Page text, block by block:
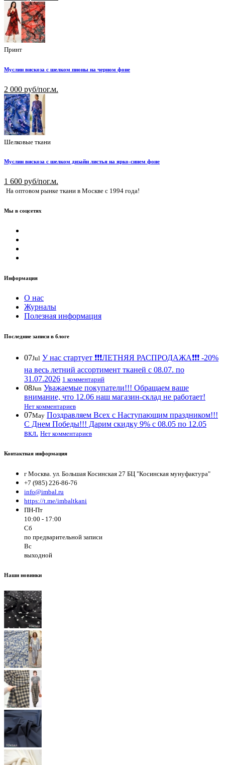
Принт
Муслин вискоза с шелком пионы на черном фоне
2 000 руб/пог.м.
Шелковые ткани
Муслин вискоза с шелком дизайн листья на ярко-синем фоне
1 600 руб/пог.м.
На оптовом рынке ткани в Москве с 1994 года!
Мы в соцсетях
Информация
О нас
Журналы
Полезная информация
Последние записи в блоге
07Jul У нас стартует ❗️❗️❗️ЛЕТНЯЯ РАСПРОДАЖА❗️❗️❗️ -20%
на весь летний ассортимент тканей с 08.07. по
31.07.2026 1 комментарий
08Jun Уважаемые покупатели!!! Обращаем ваше
внимание, что 12.06 наш магазин-склад не работает!
Нет комментариев
07May Поздравляем Всех с Наступающим праздником!!!
С Днем Победы!!! Дарим скидку 9% с 08.05 по 12.05
вкл. Нет комментариев
Контактная информация
г Москва. ул. Большая Косинская 27 БЦ "Косинская мунуфактура"
+7 (985) 226-86-76
info@imbal.ru
https://t.me/imbaltkani
ПН-Пт
10:00 - 17:00
Сб
по предварительной записи
Вс
выходной
Наши новинки